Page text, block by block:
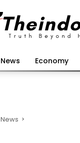
News Economy
News